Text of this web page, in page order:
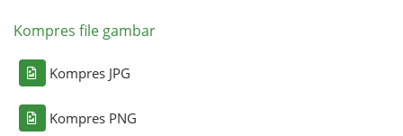
Kompres file gambar
Kompres JPG
Kompres PNG